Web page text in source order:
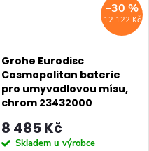
12 122 Kč
–30 %
Grohe Eurodisc
Cosmopolitan baterie
pro umyvadlovou mísu,
chrom 23432000
8 485 Kč
Skladem u výrobce